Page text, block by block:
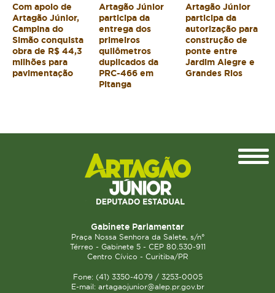
Com apoio de
Artagão Júnior,
Campina do
Simão conquista
obra de R$ 44,3
milhões para
pavimentação
Artagão Júnior
participa da
entrega dos
primeiros
quilômetros
duplicados da
PRC-466 em
Pitanga
Artagão Júnior
participa da
autorização para
construção de
ponte entre
Jardim Alegre e
Grandes Rios
Gabinete Parlamentar
Praça Nossa Senhora da Salete, s/n°
Térreo - Gabinete 5 - CEP 80.530-911
Centro Cívico - Curitiba/PR
Fone: (41) 3350-4079 / 3253-0005
E-mail: artagaojunior@alep.pr.gov.br